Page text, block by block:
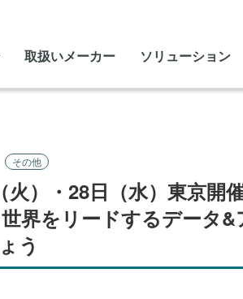
取扱いメーカー ソリューション
その他
火）・28日（水）東京
界をリードするデータ
う